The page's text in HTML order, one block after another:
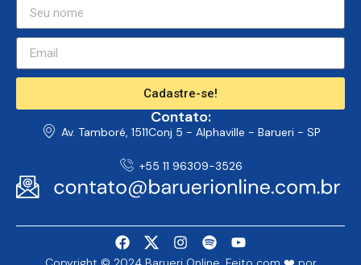
Cadastre-se!
Contato:
Av. Tamboré, 1511Conj 5 - Alphaville - Barueri - SP
+55 11 96309-3526